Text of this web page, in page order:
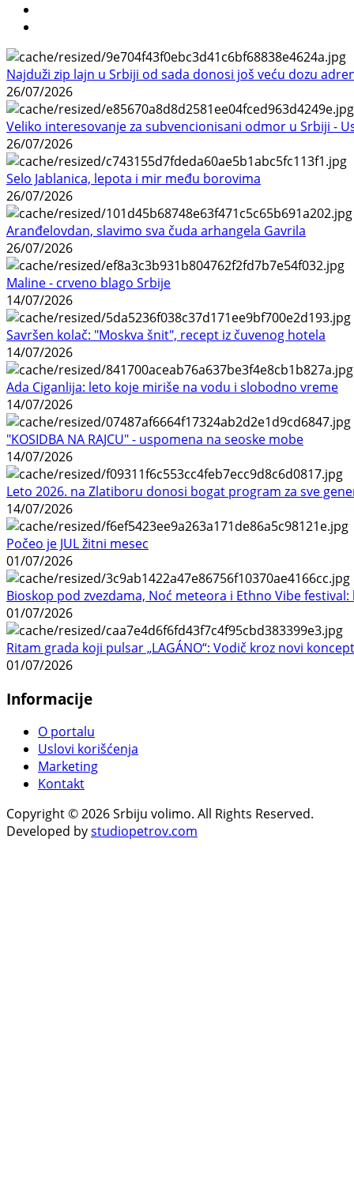
Najduži zip lajn u Srbiji od sada donosi još veću dozu
26/07/2026
Veliko interesovanje za subvencionisani odmor u Srbiji -
26/07/2026
Selo Jablanica, lepota i mir među borovima
26/07/2026
Aranđelovdan, slavimo sva čuda arhangela Gavrila
26/07/2026
Maline - crveno blago Srbije
14/07/2026
Savršen kolač: "Moskva šnit", recept iz čuvenog hotela
14/07/2026
Ada Ciganlija: leto koje miriše na vodu i slobodno vreme
14/07/2026
"KOSIDBA NA RAJCU" - uspomena na seoske mobe
14/07/2026
Leto 2026. na Zlatiboru donosi bogat program za sve
14/07/2026
Počeo je JUL žitni mesec
01/07/2026
Bioskop pod zvezdama, Noć meteora i Ethno Vibe
01/07/2026
Ritam grada koji pulsar „LAGÁNO“: Vodič kroz novi
01/07/2026
Informacije
O portalu
Uslovi korišćenja
Marketing
Kontakt
Copyright © 2026 Srbiju volimo. All Rights Reserved.
Developed bystudiopetrov.com